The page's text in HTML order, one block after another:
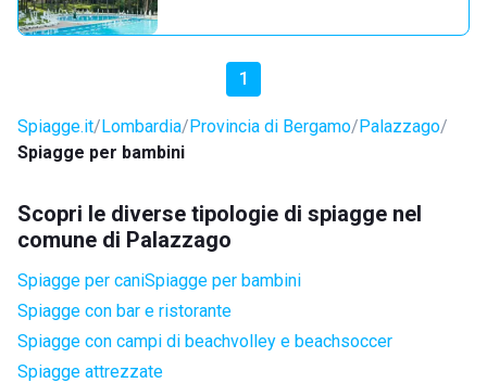
1
Spiagge.it Lombardia Provincia di Bergamo Palazzago
Spiagge per bambini
Scopri le diverse tipologie di spiagge nel
comune di Palazzago
Spiagge per caniSpiagge per bambini
Spiagge con bar e ristorante
Spiagge con campi di beachvolley e beachsoccer
Spiagge attrezzate